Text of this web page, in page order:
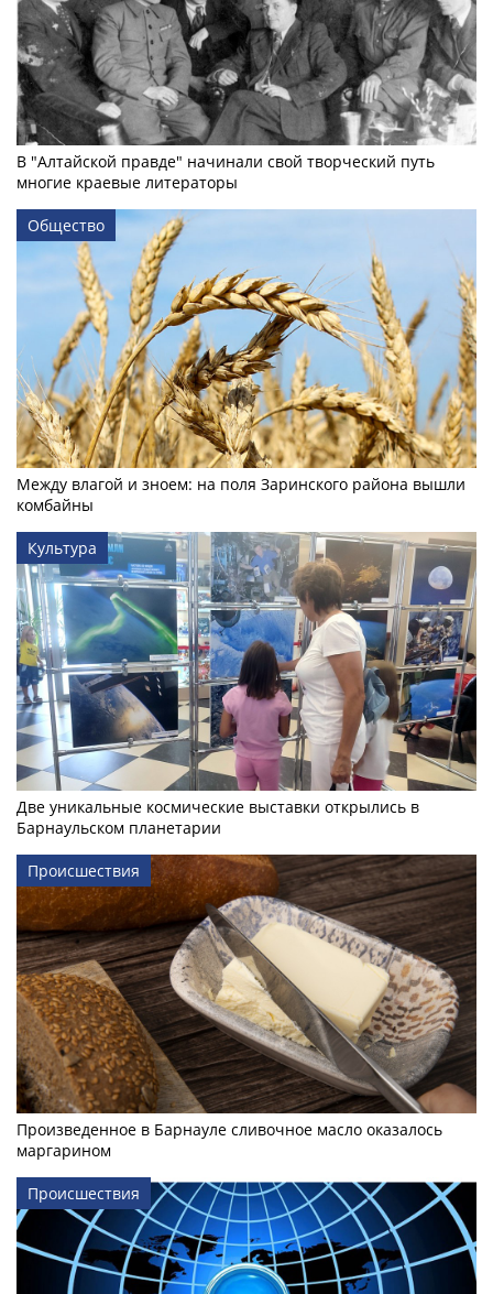
В "Алтайской правде" начинали свой творческий путь
многие краевые литераторы
Общество
Между влагой и зноем: на поля Заринского района вышли
комбайны
Культура
Две уникальные космические выставки открылись в
Барнаульском планетарии
Происшествия
Произведенное в Барнауле сливочное масло оказалось
маргарином
Происшествия